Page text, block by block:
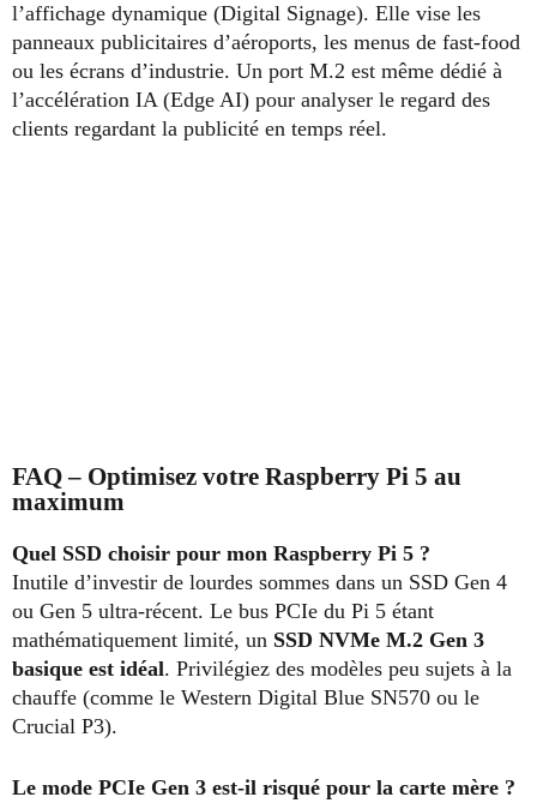
l’affichage dynamique (Digital Signage). Elle vise les
panneaux publicitaires d’aéroports, les menus de fast-food
ou les écrans d’industrie. Un port M.2 est même dédié à
l’accélération IA (Edge AI) pour analyser le regard des
clients regardant la publicité en temps réel.
FAQ – Optimisez votre Raspberry Pi 5 au
maximum
Quel SSD choisir pour mon Raspberry Pi 5 ?
Inutile d’investir de lourdes sommes dans un SSD Gen 4
ou Gen 5 ultra-récent. Le bus PCIe du Pi 5 étant
mathématiquement limité, un SSD NVMe M.2 Gen 3
basique est idéal. Privilégiez des modèles peu sujets à la
chauffe (comme le Western Digital Blue SN570 ou le
Crucial P3).
Le mode PCIe Gen 3 est-il risqué pour la carte mère ?